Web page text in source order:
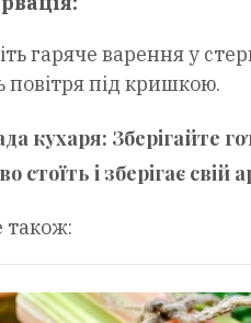
гаряче варення у
повітря під кришкою.
кухаря: Зберігайте
стоїть і зберігає свій
також: